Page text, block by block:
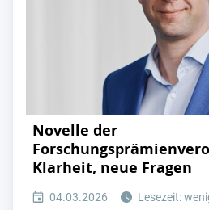
Novelle der
Klarheit, neue Fragen
04.03.2026
Lesezeit: